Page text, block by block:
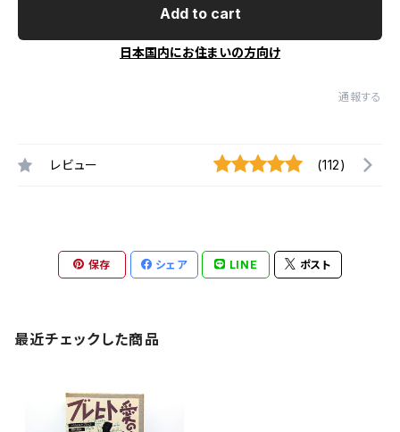
Add to cart
日本国内にお住まいの方向け
通報する
レビュー (112)
保存 シェア LINE ポスト
最近チェックした商品